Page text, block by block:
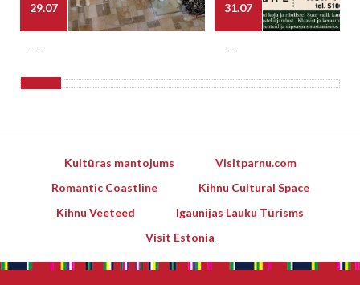
29.07
---
31.07
---
Kultūras mantojums
Visitparnu.com
Romantic Coastline
Kihnu Cultural Space
Kihnu Veeteed
Igaunijas Lauku Tūrisms
Visit Estonia